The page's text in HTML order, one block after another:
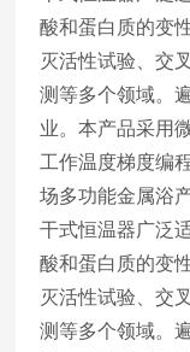
酸和蛋白质的变
灭活性试验、交
测等多个领域。
业。本产品采用
工作温度梯度编
场多功能金属浴产
干式恒温器广泛
酸和蛋白质的变
灭活性试验、交
测等多个领域。